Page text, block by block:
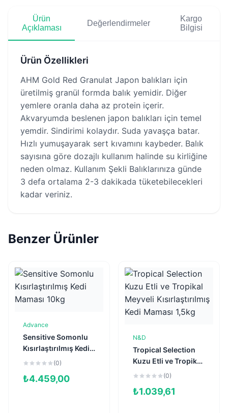
Ürün
Açıklaması
Değerlendirmeler
Kargo
Bilgisi
Ürün Özellikleri
AHM Gold Red Granulat Japon balıkları için
üretilmiş granül formda balık yemidir. Diğer
yemlere oranla daha az protein içerir.
Akvaryumda beslenen japon balıkları için temel
yemdir. Sindirimi kolaydır. Suda yavaşça batar.
Hızlı yumuşayarak sert kıvamını kaybeder. Balık
sayısına göre dozajlı kullanım halinde su kirliğine
neden olmaz. Kullanım Şekli Balıklarınıza günde
3 defa ortalama 2-3 dakikada tüketebilecekleri
kadar veriniz.
Benzer Ürünler
Sepete Ekle
Advance
Sensitive Somonlu
Kısırlaştırılmış Kedi
Maması 10kg
(0)
₺4.459,00
N&D
Tropical Selection
Kuzu Etli ve Tropikal
Meyveli
Maması 1,5kg
(0)
₺1.039,61